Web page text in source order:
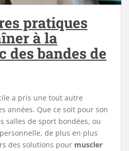
pratiques
à la
des bandes de
a pris une tout autre
années. Que ce soit pour son
salles de sport bondées, ou
de plus en plus
des solutions pour muscler